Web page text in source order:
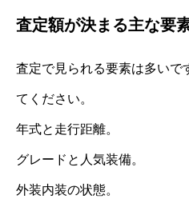
査定額が決まる主な要
査定で見られる要素は多いで
てください。
年式と走行距離。
グレードと人気装備。
外装内装の状態。